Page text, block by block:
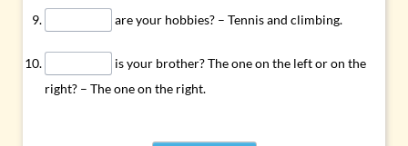
are your hobbies? – Tennis and climbing.
is your brother? The one on the left or on the
right? – The one on the right.